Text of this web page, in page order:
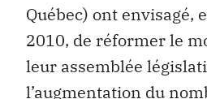
Québec) ont envisagé,
2010, de réformer le
leur assemblée
l’augmentation du